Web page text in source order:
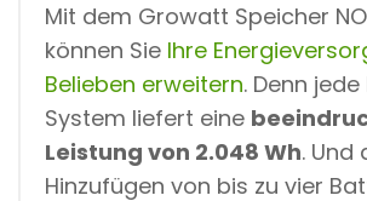
Mit dem Growatt Speicher
können Sie Ihre
Belieben erweitern. Denn
System liefert eine
Leistung von 2.048 Wh. Und
Hinzufügen von bis zu vier